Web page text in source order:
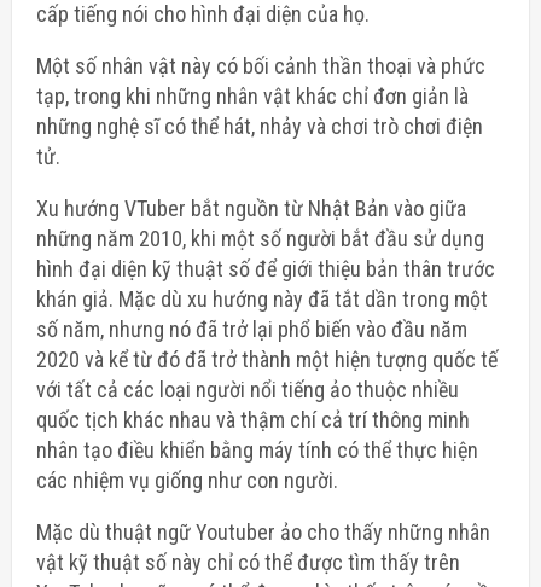
cấp tiếng nói cho hình đại diện của họ.
Một số nhân vật này có bối cảnh thần thoại và phức
tạp, trong khi những nhân vật khác chỉ đơn giản là
những nghệ sĩ có thể hát, nhảy và chơi trò chơi điện
tử.
Xu hướng VTuber bắt nguồn từ Nhật Bản vào giữa
những năm 2010, khi một số người bắt đầu sử dụng
hình đại diện kỹ thuật số để giới thiệu bản thân trước
khán giả. Mặc dù xu hướng này đã tắt dần trong một
số năm, nhưng nó đã trở lại phổ biến vào đầu năm
2020 và kể từ đó đã trở thành một hiện tượng quốc tế
với tất cả các loại người nổi tiếng ảo thuộc nhiều
quốc tịch khác nhau và thậm chí cả trí thông minh
nhân tạo điều khiển bằng máy tính có thể thực hiện
các nhiệm vụ giống như con người.
Mặc dù thuật ngữ Youtuber ảo cho thấy những nhân
vật kỹ thuật số này chỉ có thể được tìm thấy trên